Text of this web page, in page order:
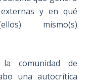
y en qué
mismo(s)
comunidad de
una autocrítica